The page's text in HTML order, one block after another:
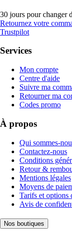
30 jours pour changer
Retournez votre
Trustpilot
Services
Mon compte
Centre d'aide
Suivre ma
Retourner ma
Codes promo
À propos
Qui sommes-
Contactez-nous
Conditions
Retour &
Mentions légales
Moyens de
Tarifs et options
Avis de
Nos boutiques